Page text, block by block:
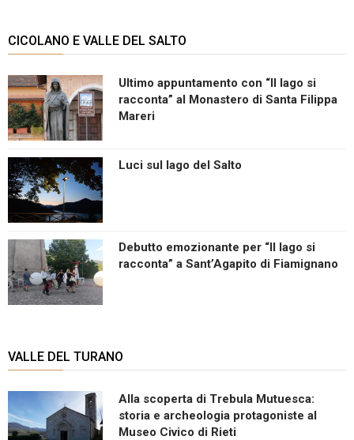
CICOLANO E VALLE DEL SALTO
Ultimo appuntamento con “Il lago si
racconta” al Monastero di Santa Filippa
Mareri
Luci sul lago del Salto
Debutto emozionante per “Il lago si
racconta” a Sant’Agapito di Fiamignano
VALLE DEL TURANO
Alla scoperta di Trebula Mutuesca:
storia e archeologia protagoniste al
Museo Civico di Rieti